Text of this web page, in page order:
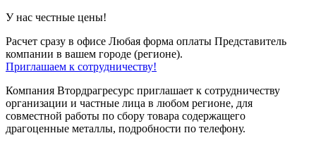
У нас честные цены!
Расчет сразу в офисе Любая форма оплаты Представитель
компании в вашем городе (регионе).
Приглашаем к сотрудничеству!
Компания Втордрагресурс приглашает к сотрудничеству
организации и частные лица в любом регионе, для
совместной работы по сбору товара содержащего
драгоценные металлы, подробности по телефону.